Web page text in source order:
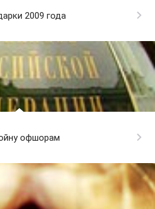
2009 года
офшорам